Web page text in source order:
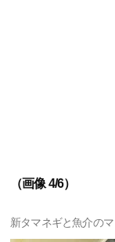
（画像 4/6）
新タマネギと魚介の